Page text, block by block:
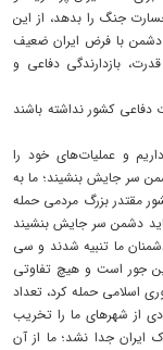
جنگ را بدهد، از این
دشمن با فرض ایران ضعیف
بازدارندگی دفاعی و
کشور نداشته باشند
و عملیات‌های خود را
سر جایش بنشیند؛ ما به
مقتدر بزرگ مردمی حمله
دشمن سر جایش بنشیند
ما تنبیه شدند و سی
جور است و هیچ تفاوتی
اسلامی حمله کرد، تعداد
از شهرهای ما را تخریب
جدا نشد؛ ما از آن